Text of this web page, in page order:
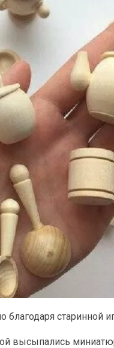
благодаря старинной
высыпались